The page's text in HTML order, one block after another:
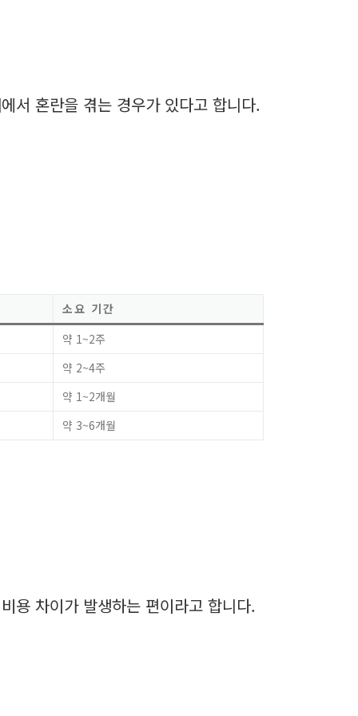
서 혼란을 겪는 경우가 있다고 합니다.
소요 기간
약 1~2주
약 2~4주
약 1~2개월
약 3~6개월
용 차이가 발생하는 편이라고 합니다.